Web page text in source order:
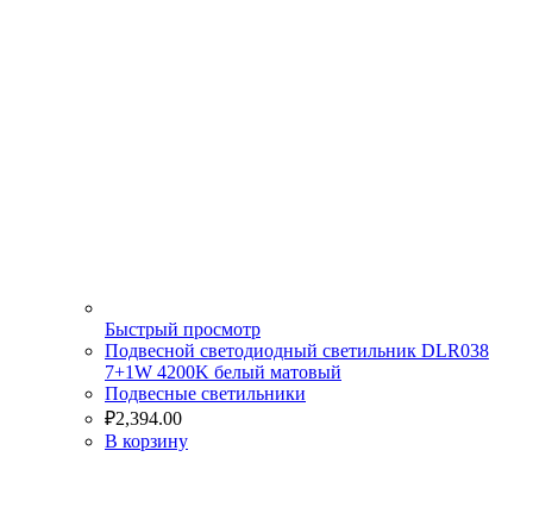
Быстрый просмотр
Подвесной светодиодный светильник DLR038
7+1W 4200K белый матовый
Подвесные светильники
₽2,394.00
В корзину